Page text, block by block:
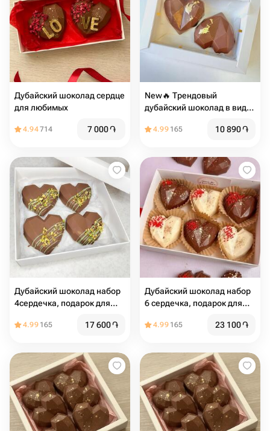
Дубайский шоколад сердце
для любимых
4.94714 7 000֏
New🔥 Трендовый
дубайский шоколад в виде
4.99 165 10 890֏
Дубайский шоколад набор
4сердечка, подарок для
4.99 165 17 600֏
Дубайский шоколад набор
6 сердечка, подарок для
4.99 165 23 100֏